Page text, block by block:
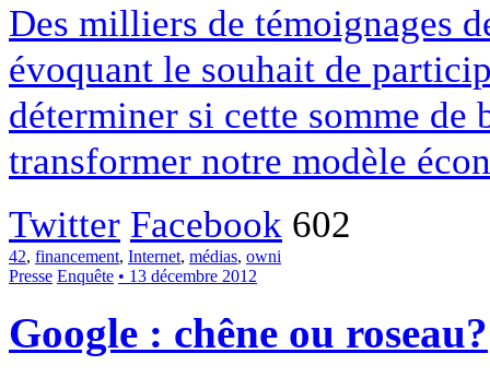
Des milliers de témoignages
évoquant le souhait de
déterminer si cette somme
transformer notre modèle
Twitter Facebook 602
42, financement, Internet, médias, owni
Presse Enquête • 13 décembre 2012
Google : chêne ou roseau?